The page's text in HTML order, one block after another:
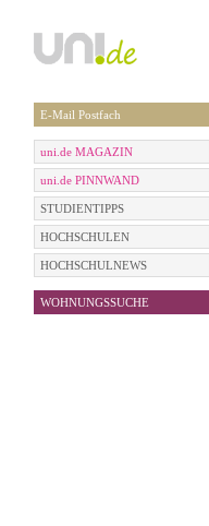
E-Mail Postfach
uni.de MAGAZIN
uni.de PINNWAND
STUDIENTIPPS
HOCHSCHULEN
HOCHSCHULNEWS
WOHNUNGSSUCHE